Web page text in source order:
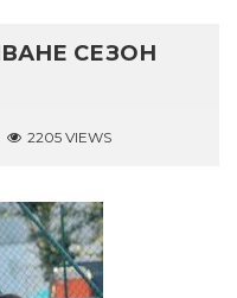
СЕЗОН
2205 VIEWS